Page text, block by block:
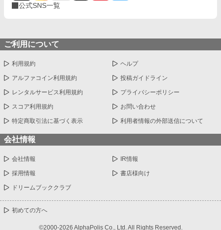
公式SNS一覧
ご利用について
利用規約 ヘルプ
アルファコイン利用規約 投稿ガイドライン
レンタルサービス利用規約 プライバシーポリシー
スコア利用規約 お問い合わせ
特定商取引法に基づく表示 利用者情報の外部送信について
会社情報
会社情報 IR情報
採用情報 書店様向け
ドリームブッククラブ
初めての方へ
©2000-2026 AlphaPolis Co., Ltd. All Rights Reserved.